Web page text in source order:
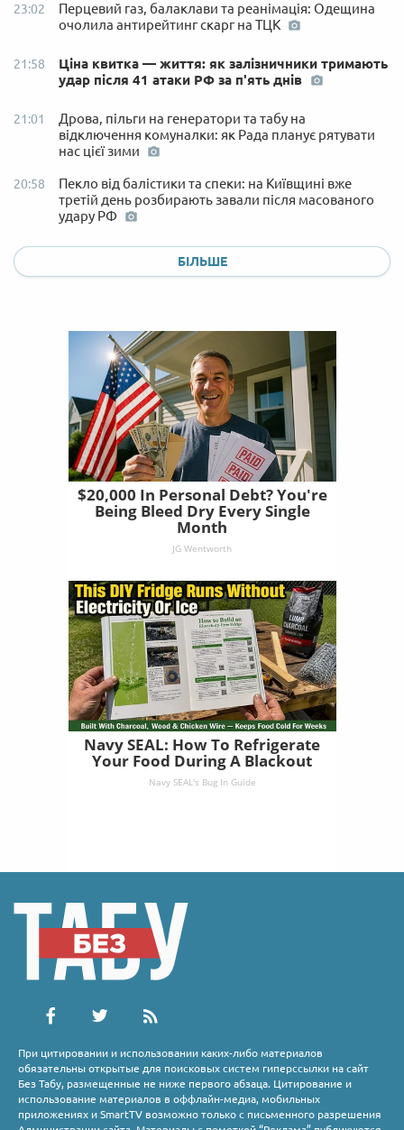
23:02
Перцевий газ, балаклави та реанімація: Одещина
очолила антирейтинг скарг на ТЦК
21:58
Ціна квитка — життя: як залізничники тримають
удар після 41 атаки РФ за п'ять днів
21:01
Дрова, пільги на генератори та табу на
відключення комуналки: як Рада планує рятувати
нас цієї зими
20:58
Пекло від балістики та спеки: на Київщині вже
третій день розбирають завали після масованого
удару РФ
БІЛЬШЕ
$20,000 In Personal Debt? You're
Being Bleed Dry Every Single
Month
JG Wentworth
Navy SEAL: How To Refrigerate
Your Food During A Blackout
Navy SEAL's Bug In Guide
При цитировании и использовании каких-либо материалов
обязательны открытые для поисковых систем гиперссылки на сайт
Без Табу, размещенные не ниже первого абзаца. Цитирование и
использование материалов в оффлайн-медиа, мобильных
приложениях и SmartTV возможно только с письменного разрешения